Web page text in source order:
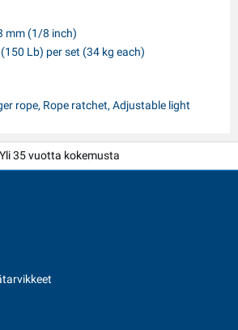
mm (1/8 inch)
Lb) per set (34 kg each)
rope, Rope ratchet, Adjustable light
Valitse PAT Europe
Yli 35 vuotta kokemusta